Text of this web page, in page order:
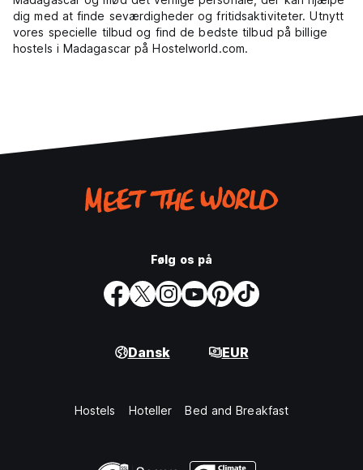
dig med at finde seværdigheder og fritidsaktiviteter. Utnytt
vores specielle tilbud og find de bedste tilbud på billige
hostels i Madagascar på Hostelworld.com.
Følg os på
Dansk EUR
Hostels Hoteller Bed and Breakfast